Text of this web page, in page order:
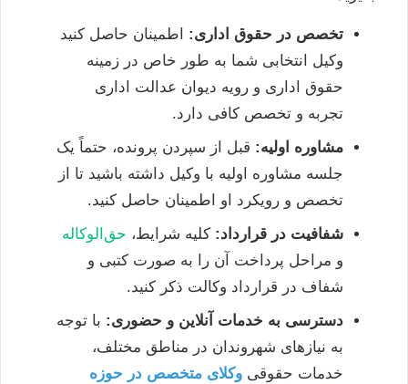
تخصص در حقوق اداری: اطمینان حاصل کنید
وکیل انتخابی شما به طور خاص در زمینه
حقوق اداری و رویه دیوان عدالت اداری
تجربه و تخصص کافی دارد.
مشاوره اولیه: قبل از سپردن پرونده، حتماً یک
جلسه مشاوره اولیه با وکیل داشته باشید تا از
تخصص و رویکرد او اطمینان حاصل کنید.
شفافیت در قرارداد: کلیه شرایط، حق‌الوکاله
و مراحل پرداخت آن را به صورت کتبی و
شفاف در قرارداد وکالت ذکر کنید.
دسترسی به خدمات آنلاین و حضوری: با توجه
به نیازهای شهروندان در مناطق مختلف،
خدمات حقوقی وکلای متخصص در حوزه